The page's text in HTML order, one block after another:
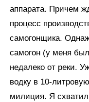
аппарата. Причем
процесс
самогонщика.
самогон (у меня
недалеко от реки.
водку в 10-
милиция. Я схватил